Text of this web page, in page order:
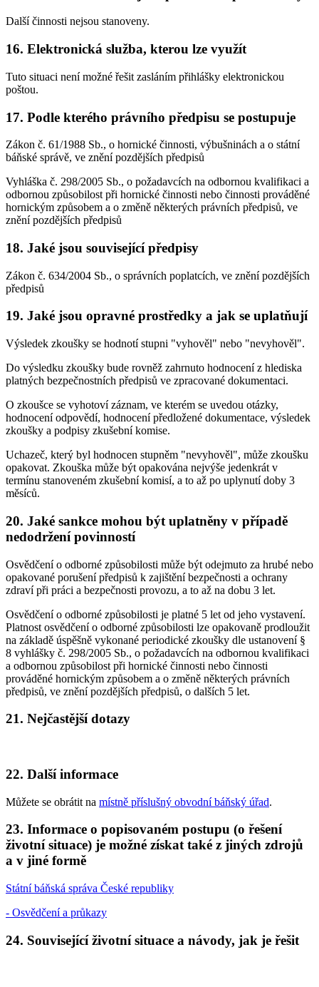
Další činnosti nejsou stanoveny.
16. Elektronická služba, kterou lze využít
Tuto situaci není možné řešit zasláním přihlášky elektronickou
poštou.
17. Podle kterého právního předpisu se postupuje
Zákon č. 61/1988 Sb., o hornické činnosti, výbušninách a o státní
báňské správě, ve znění pozdějších předpisů
Vyhláška č. 298/2005 Sb., o požadavcích na odbornou kvalifikaci a
odbornou způsobilost při hornické činnosti nebo činnosti prováděné
hornickým způsobem a o změně některých právních předpisů, ve
znění pozdějších předpisů
18. Jaké jsou související předpisy
Zákon č. 634/2004 Sb., o správních poplatcích, ve znění pozdějších
předpisů
19. Jaké jsou opravné prostředky a jak se uplatňují
Výsledek zkoušky se hodnotí stupni "vyhověl" nebo "nevyhověl".
Do výsledku zkoušky bude rovněž zahrnuto hodnocení z hlediska
platných bezpečnostních předpisů ve zpracované dokumentaci.
O zkoušce se vyhotoví záznam, ve kterém se uvedou otázky,
hodnocení odpovědí, hodnocení předložené dokumentace, výsledek
zkoušky a podpisy zkušební komise.
Uchazeč, který byl hodnocen stupněm "nevyhověl", může zkoušku
opakovat. Zkouška může být opakována nejvýše jedenkrát v
termínu stanoveném zkušební komisí, a to až po uplynutí doby 3
měsíců.
20. Jaké sankce mohou být uplatněny v případě
nedodržení povinností
Osvědčení o odborné způsobilosti může být odejmuto za hrubé nebo
opakované porušení předpisů k zajištění bezpečnosti a ochrany
zdraví při práci a bezpečnosti provozu, a to až na dobu 3 let.
Osvědčení o odborné způsobilosti je platné 5 let od jeho vystavení.
Platnost osvědčení o odborné způsobilosti lze opakovaně prodloužit
na základě úspěšně vykonané periodické zkoušky dle ustanovení §
8 vyhlášky č. 298/2005 Sb., o požadavcích na odbornou kvalifikaci
a odbornou způsobilost při hornické činnosti nebo činnosti
prováděné hornickým způsobem a o změně některých právních
předpisů, ve znění pozdějších předpisů, o dalších 5 let.
21. Nejčastější dotazy
22. Další informace
Můžete se obrátit na místně příslušný obvodní báňský úřad.
23. Informace o popisovaném postupu (o řešení
životní situace) je možné získat také z jiných zdrojů
a v jiné formě
Státní báňská správa České republiky
- Osvědčení a průkazy
24. Související životní situace a návody, jak je řešit